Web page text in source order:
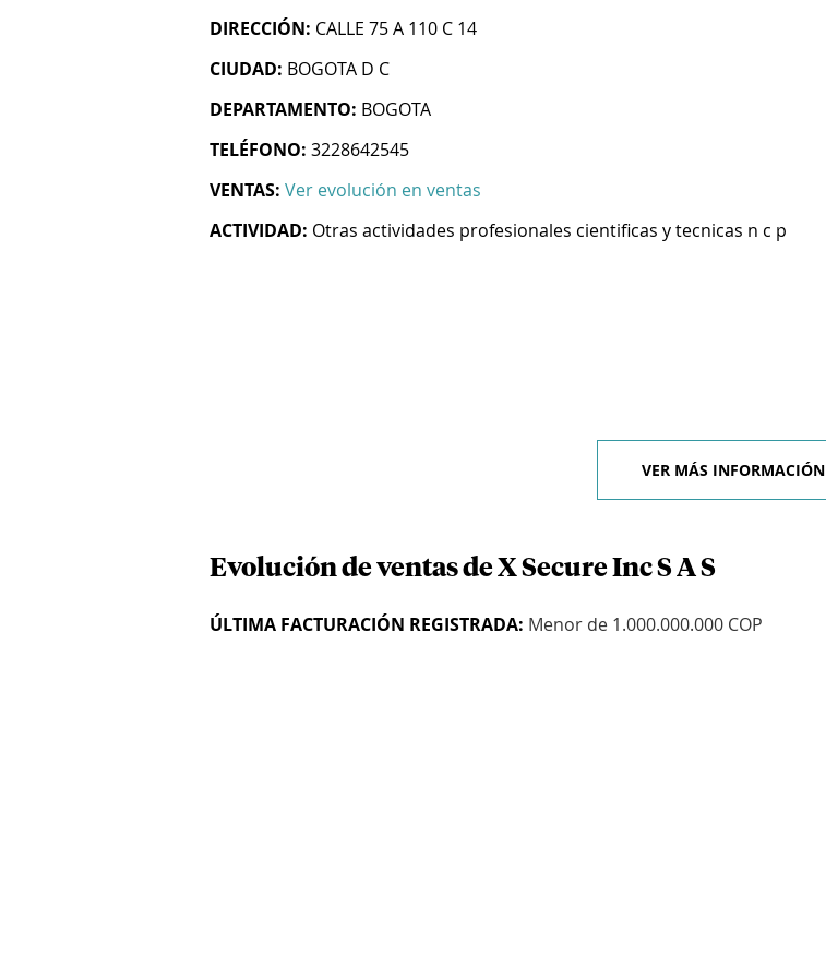
DIRECCIÓN: CALLE 75 A 110 C 14
CIUDAD: BOGOTA D C
DEPARTAMENTO: BOGOTA
TELÉFONO: 3228642545
VENTAS: Ver evolución en ventas
ACTIVIDAD: Otras actividades profesionales cientificas y tecnicas n c p
VER MÁS INFORMACIÓN
Evolución de ventas de X Secure Inc S A S
ÚLTIMA FACTURACIÓN REGISTRADA: Menor de 1.000.000.000 COP